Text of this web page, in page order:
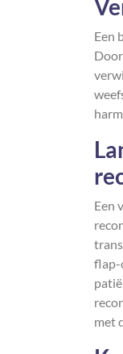
Een
Een
flap-
met